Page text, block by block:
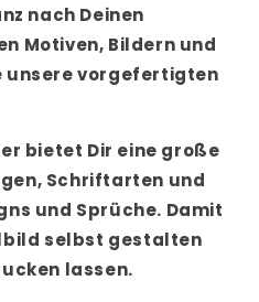
nach Deinen
Motiven, Bildern und
unsere vorgefertigten
bietet Dir eine große
Schriftarten und
und Sprüche. Damit
selbst gestalten
lassen.